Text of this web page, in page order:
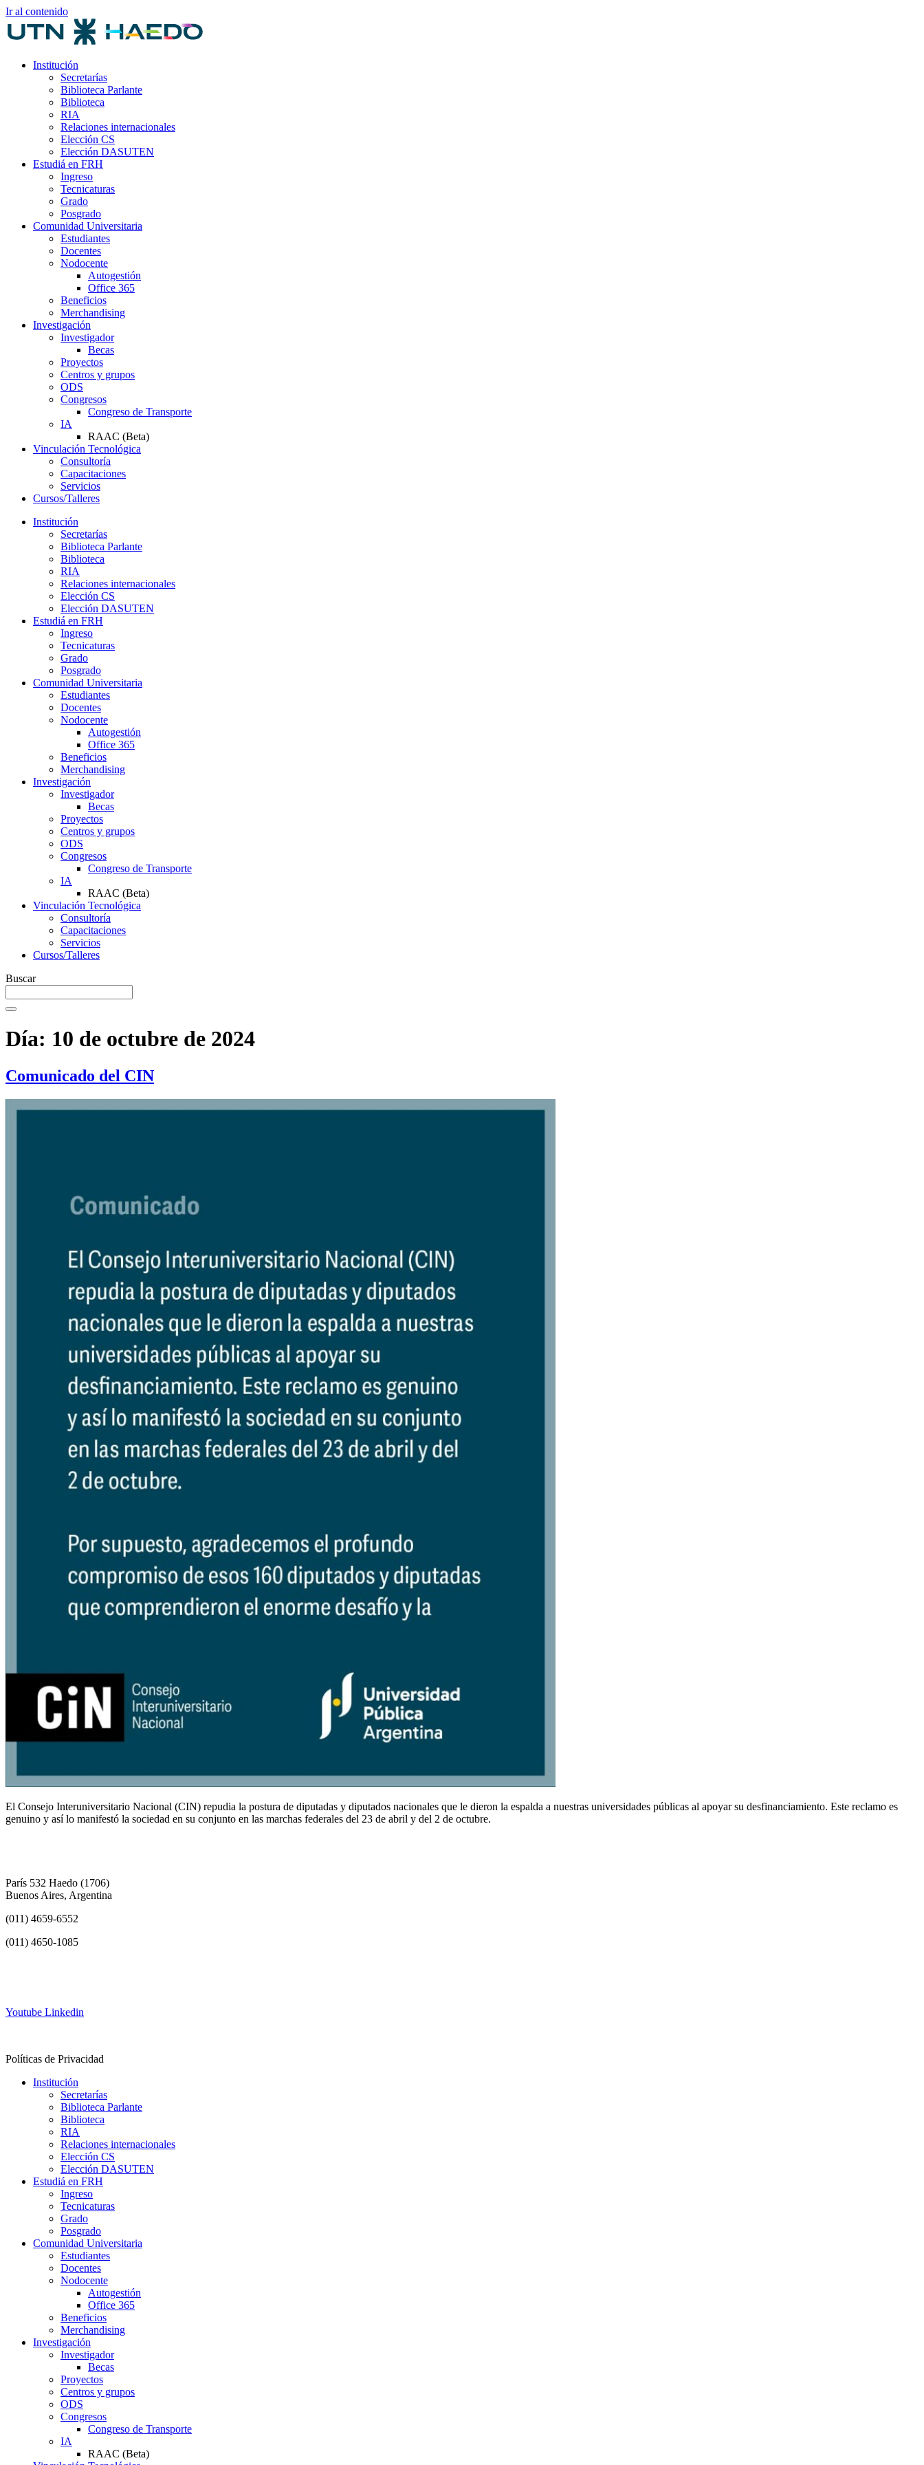
Ir al contenido
Institución
Secretarías
Biblioteca Parlante
Biblioteca
RIA
Relaciones internacionales
Elección CS
Elección DASUTEN
Estudiá en FRH
Ingreso
Tecnicaturas
Grado
Posgrado
Comunidad Universitaria
Estudiantes
Docentes
Nodocente
Autogestión
Office 365
Beneficios
Merchandising
Investigación
Investigador
Becas
Proyectos
Centros y grupos
ODS
Congresos
Congreso de Transporte
IA
RAAC (Beta)
Vinculación Tecnológica
Consultoría
Capacitaciones
Servicios
Cursos/Talleres
Institución
Secretarías
Biblioteca Parlante
Biblioteca
RIA
Relaciones internacionales
Elección CS
Elección DASUTEN
Estudiá en FRH
Ingreso
Tecnicaturas
Grado
Posgrado
Comunidad Universitaria
Estudiantes
Docentes
Nodocente
Autogestión
Office 365
Beneficios
Merchandising
Investigación
Investigador
Becas
Proyectos
Centros y grupos
ODS
Congresos
Congreso de Transporte
IA
RAAC (Beta)
Vinculación Tecnológica
Consultoría
Capacitaciones
Servicios
Cursos/Talleres
Buscar
Día: 10 de octubre de 2024
Comunicado del CIN
El Consejo Interuniversitario Nacional (CIN) repudia la postura de diputadas y diputados nacionales que le dieron la espalda a nuestras universidades públicas al apoyar su desfinanciamiento. Este reclamo es
genuino y así lo manifestó la sociedad en su conjunto en las marchas federales del 23 de abril y del 2 de octubre.
París 532 Haedo (1706)
Buenos Aires, Argentina
(011) 4659-6552
(011) 4650-1085
Youtube Linkedin
Políticas de Privacidad
Institución
Secretarías
Biblioteca Parlante
Biblioteca
RIA
Relaciones internacionales
Elección CS
Elección DASUTEN
Estudiá en FRH
Ingreso
Tecnicaturas
Grado
Posgrado
Comunidad Universitaria
Estudiantes
Docentes
Nodocente
Autogestión
Office 365
Beneficios
Merchandising
Investigación
Investigador
Becas
Proyectos
Centros y grupos
ODS
Congresos
Congreso de Transporte
IA
RAAC (Beta)